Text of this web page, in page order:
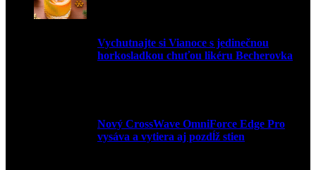
Vychutnajte si Vianoce s jedinečnou
horkosladkou chuťou likéru Becherovka
Nový CrossWave OmniForce Edge Pro
vysáva a vytiera aj pozdĺž stien